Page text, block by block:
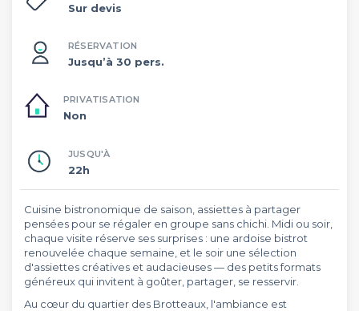
Sur devis
RÉSERVATION
Jusqu’à 30 pers.
PRIVATISATION
Non
JUSQU'À
22h
Cuisine bistronomique de saison, assiettes à partager
pensées pour se régaler en groupe sans chichi. Midi ou soir,
chaque visite réserve ses surprises : une ardoise bistrot
renouvelée chaque semaine, et le soir une sélection
d'assiettes créatives et audacieuses — des petits formats
généreux qui invitent à goûter, partager, se resservir.
Au cœur du quartier des Brotteaux, l'ambiance est